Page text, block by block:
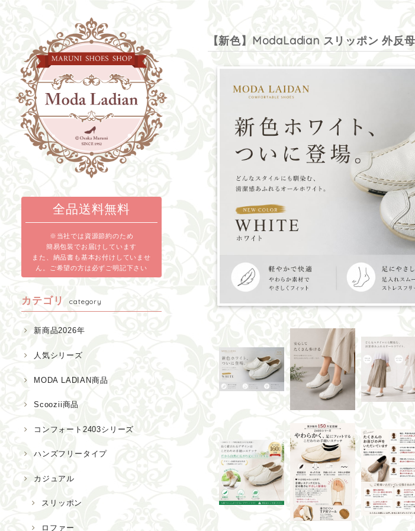
全品送料無料
※当社では資源節約のため
簡易包装でお届けしています
また、納品書も基本お付けしていませ
ん。ご希望の方は必ずご明記下さい
カテゴリ category
新商品2026年
人気シリーズ
MODA LADIAN商品
Scoozii商品
コンフォート2403シリーズ
ハンズフリータイプ
カジュアル
スリッポン
ロファー
【新色】ModaLadian スリッポン 外